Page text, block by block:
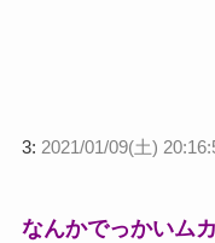
3: 2021/01/09(土)
なんかでっかいム